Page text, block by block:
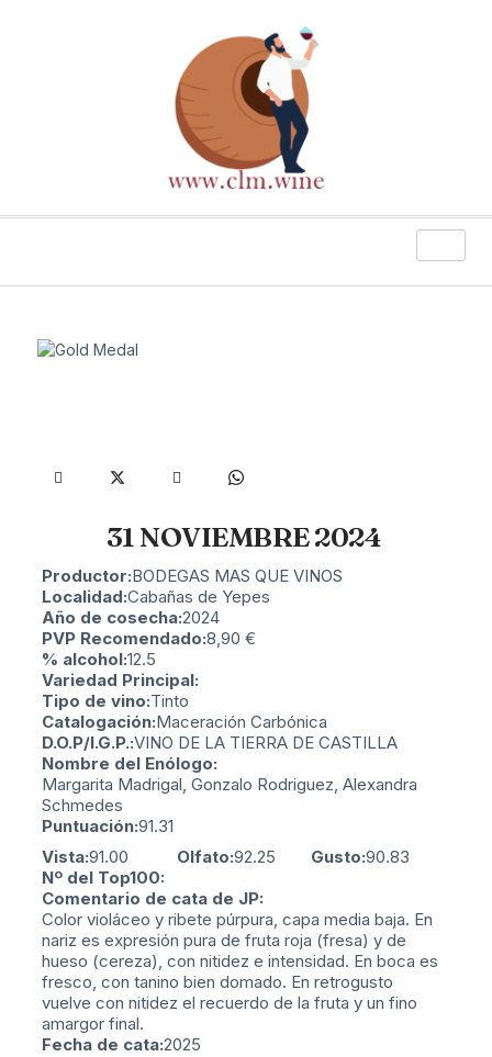
31 NOVIEMBRE 2024
Productor:BODEGAS MAS QUE VINOS
Localidad:Cabañas de Yepes
Año de cosecha:2024
PVP Recomendado:8,90 €
% alcohol:12.5
Variedad Principal:
Tipo de vino:Tinto
Catalogación:Maceración Carbónica
D.O.P/I.G.P.:VINO DE LA TIERRA DE CASTILLA
Nombre del Enólogo:
Margarita Madrigal, Gonzalo Rodriguez, Alexandra
Schmedes
Puntuación:91.31
Vista:91.00 Olfato:92.25 Gusto:90.83
Nº del Top100:
Comentario de cata de JP:
Color violáceo y ribete púrpura, capa media baja. En
nariz es expresión pura de fruta roja (fresa) y de
hueso (cereza), con nitidez e intensidad. En boca es
fresco, con tanino bien domado. En retrogusto
vuelve con nitidez el recuerdo de la fruta y un fino
amargor final.
Fecha de cata:2025